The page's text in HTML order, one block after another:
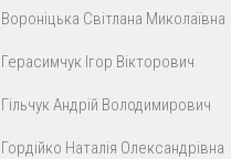
Вороніцька Світлана Миколаївна
Герасимчук Ігор Вікторович
Гільчук Андрій Володимирович
Гордійко Наталія Олександрівна